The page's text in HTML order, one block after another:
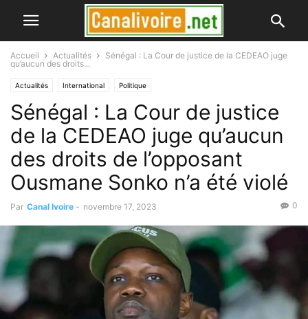
Accueil Actualités
Sénégal : La Cour de justice de la CEDEAO juge
qu’aucun des droits...
Actualités International Politique
Sénégal : La Cour de justice
de la CEDEAO juge qu’aucun
des droits de l’opposant
Ousmane Sonko n’a été violé
Par Canal Ivoire - novembre 17, 2023 0